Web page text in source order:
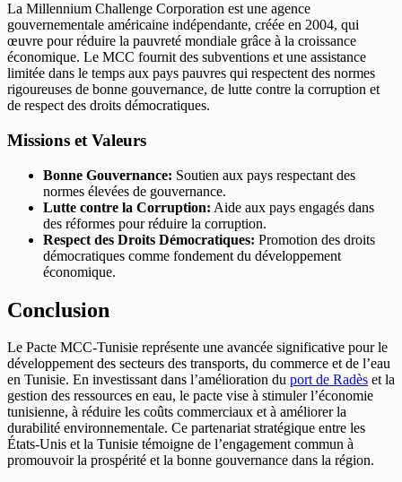
La Millennium Challenge Corporation est une agence
gouvernementale américaine indépendante, créée en 2004, qui
œuvre pour réduire la pauvreté mondiale grâce à la croissance
économique. Le MCC fournit des subventions et une assistance
limitée dans le temps aux pays pauvres qui respectent des normes
rigoureuses de bonne gouvernance, de lutte contre la corruption et
de respect des droits démocratiques.
Missions et Valeurs
Bonne Gouvernance: Soutien aux pays respectant des
normes élevées de gouvernance.
Lutte contre la Corruption: Aide aux pays engagés dans
des réformes pour réduire la corruption.
Respect des Droits Démocratiques: Promotion des droits
démocratiques comme fondement du développement
économique.
Conclusion
Le Pacte MCC-Tunisie représente une avancée significative pour le
développement des secteurs des transports, du commerce et de l’eau
en Tunisie. En investissant dans l’amélioration du port de Radès et la
gestion des ressources en eau, le pacte vise à stimuler l’économie
tunisienne, à réduire les coûts commerciaux et à améliorer la
durabilité environnementale. Ce partenariat stratégique entre les
États-Unis et la Tunisie témoigne de l’engagement commun à
promouvoir la prospérité et la bonne gouvernance dans la région.